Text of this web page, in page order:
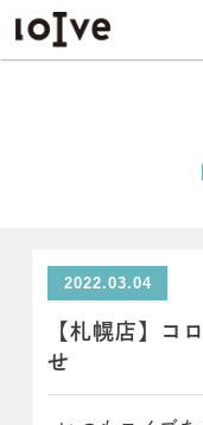
2022.03.04
【札幌店】コ
せ